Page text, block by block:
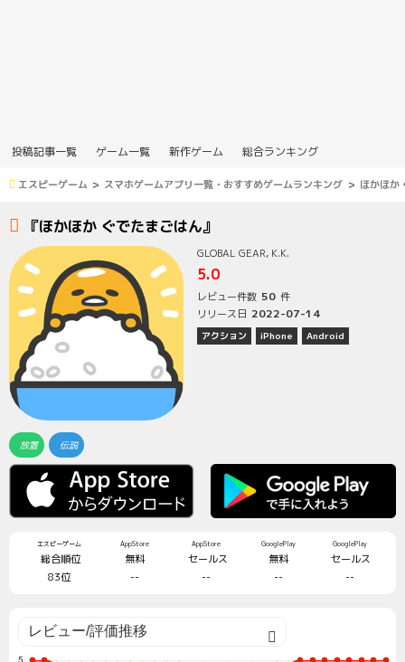
投稿記事一覧 ゲーム一覧 新作ゲーム 総合ランキング
エスピーゲーム スマホゲームアプリ一覧・おすすめゲームランキング ほかほか
『ほかほか ぐでたまごはん』
GLOBAL GEAR, K.K.
5.0
レビュー件数 50 件
リリース日 2022-07-14
アクション iPhone Android
放置 伝説
エスピーゲーム
総合順位
83位
AppStore
無料
--
AppStore
セールス
--
GooglePlay
無料
--
GooglePlay
セールス
--